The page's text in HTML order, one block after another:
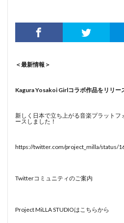
＜最新情報＞
Kagura Yosakoi Girlコラボ作品をリリー
新しく日本で立ち上がる音楽プラットフ
ースしました！
https://twitter.com/project_milla/status/
Twitterコミュニティのご案内
Project MiLLA STUDIOはこちらから